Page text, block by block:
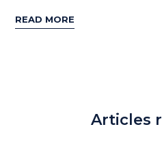
READ MORE
Articles